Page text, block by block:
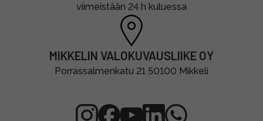
viimeistään 24 h kuluessa
MIKKELIN VALOKUVAUSLIIKE OY
Porrassalmenkatu 21 50100 Mikkeli